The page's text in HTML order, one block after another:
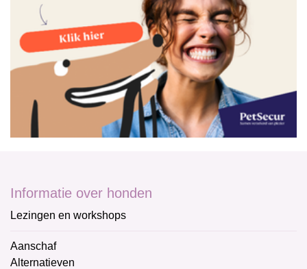
Informatie over honden
Lezingen en workshops
Aanschaf
Alternatieven